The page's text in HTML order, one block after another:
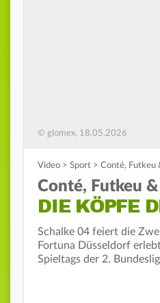
© glomex, 18.05.2026
Video > Sport > Conté, Futkeu
Conté, Futkeu
DIE KÖPFE
Schalke 04 feiert die
Fortuna Düsseldorf
Spieltags der 2.